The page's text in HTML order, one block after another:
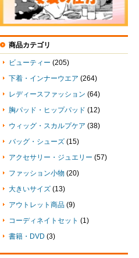
商品カテゴリ
ビューティー (205)
下着・インナーウエア (264)
レディースファッション (64)
胸パッド・ヒップパッド (12)
ウィッグ・スカルプケア (38)
バッグ・シューズ (15)
アクセサリー・ジュエリー (57)
ファッション小物 (20)
大きいサイズ (13)
アウトレット商品 (9)
コーディネイトセット (1)
書籍・DVD (3)